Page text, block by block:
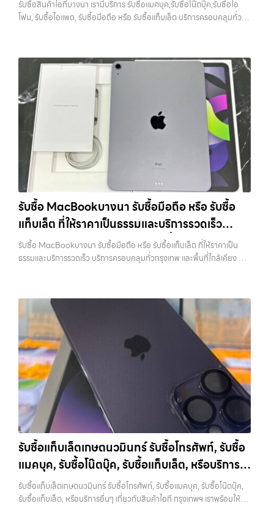
และคุ้มค่ากว่า ทำไมต้องเลือกเรา ผู้เชี่ยวชาญด้านการให้บริการ รับซื้อมือถือ
iPhone, Samsung, ไอแพด แท็บเล็ตทุกยี่ห้อ ในราคาสูง พร้อมจ่ายเงิน
วังหินไม่ว่าคุณจะต้องการ รับซื้อโทรศัพท์, รับซื้อแมคบุค, รับซื้อโน๊ตบุ๊ค, รับ
ซื้อแท็บเล็ต, หรือบริการอื่นๆ เกี่ยวกับสินค้าไอที กรุงเทพฯ – เราพร้อมให้
บริการครบวงจร บริการของเรา เราให้บริการแบบครบวงจรสำหรับลูกค้าที่
ต้องการขายอุปกรณ์ไอที ไม่ว่าจะเป็น: รับซื้อไอโฟน ทุกรุ่น ทั้งเครื่องใหม่และ
เครื่องใช้งานแล้ว รับซื้อไอแพด แท็บเล็ต Apple หรือยี่ห้ออื่น รับซื้อมือถือ…
แท็บเล็ต, รับซื้อสินค้าไอทีกรุงเทพมหานคร อย่างครบวงจร ไม่ว่าคุณจะอยู่
โซนเมืองหรือเขตชานเมือง เรามีทีมงานพร้อมให้บริการถึงที่ในพื้นที่ “ใกล้
ต้องการเปลี่ยนรุ่น หรือต้องการเงินด่วน เราจึงมอบบริการประเมินสภาพ
เครื่อง ฟรี ปราบปรามความยุ่งยากทั้งหลาย โดยเน้น โปร่งใส มั่นใจได้ และ
จ่ายเงินทันทีเมื่อตกลงซื้อขายสำเร็จ บริการของเราครอบคลุมทั้ง iPhone
สายใหม่-เก่า, Samsung ทุกรุ่น, iPad และแท็บเล็ตทุกแบรนด์ เรารับถึงแม้
จะอยู่ในสภาพใช้งานแล้ว ตกแต่งแล้ว หรือมีรอยบ้าง เพราะมูลค่าของเครื่อง
ไม่ได้ขึ้นอยู่แค่ยี่ห้อ แต่ขึ้นอยู่กับสภาพจริง ความครบชุด และความสะดวกใน
การขายของคุณ เราจึงตั้งใจให้บริการในเขต ลาดพร้าว, รัชดา, บางรัก,
แจ้งวัฒนะ, บางแค, วัชรพล, รามอินทรา, บางนา, บางพลี, เกษตรนวมินทร์,
เสนานิคม, วังหิน อย่างเต็มที่ ไม่ว่าคุณจะค้นหาคำว่า “รับซื้อมือถือใกล้ฉัน”,
“รับซื้อโทรศัพท์มือสองกรุงเทพ”, “ขาย iPad ได้ราคา”, “รับซื้อแท็บเล็ต
กรุงเทพถึงที่”, หรือ “รับซื้อ Samsung มือสอง ราคาสูง” — ที่นี่คือคำตอบ
เพราะบริการของเรามุ่งตรงให้คุณได้รับราคาและความสะดวกสบายที่เหนือ
กว่า เลือกเราแล้วคุณจะได้บริการที่คุณไว้วางใจ พร้อมทีมงานที่พร้อม
อำนวยความสะดวก นัดรับถึงที่ ตรวจสภาพอย่างมืออาชีพ และจ่ายเงินทันที
ทั้งหมดนี้เพื่อให้การขายอุปกรณ์ของคุณเป็นเรื่องง่ายขึ้น ดีกว่า รวดเร็วกว่า
และคุ้มค่ากว่า ทำไมต้องเลือกเรา ผู้เชี่ยวชาญด้านการให้บริการ รับซื้อมือถือ
iPhone, Samsung, ไอแพด แท็บเล็ตทุกยี่ห้อ ในราคาสูง พร้อมจ่ายเงิน
วังหินไม่ว่าคุณจะต้องการ รับซื้อโทรศัพท์, รับซื้อแมคบุค, รับซื้อโน๊ตบุ๊ค, รับ
ซื้อแท็บเล็ต, หรือบริการอื่นๆ เกี่ยวกับสินค้าไอที กรุงเทพฯ – เราพร้อมให้
บริการครบวงจร บริการของเรา…
กรุงเทพ และพื้นที่ใกล้เคียง
รับซื้อสินค้าไอทีบางนา เรามีบริการ รับซื้อแมคบุค,รับซื้อโน๊ตบุ๊ค,รับซื้อไอ
โฟน, รับซื้อไอแพด, รับซื้อมือถือ หรือ รับซื้อแท็บเล็ต บริการครอบคลุมทั่ว
ดา บางรัก แจ้งวัฒนะ บางแค วัชรพล รามอินทรา รับซื้อสินค้าไอทีบางนา —
เรามีบริการ รับซื้อแมคบุค,รับซื้อโน๊ตบุ๊ค,รับซื้อไอโฟน, รับซื้อไอแพด, รับซื้อ
มือถือ หรือ รับซื้อแท็บเล็ต บริการครอบคลุมทั่วกรุงเทพ และพื้นที่ใกล้เคียง
รับซื้อสินค้าไอทีบางนา เรามีบริการ รับซื้อแมคบุค,รับซื้อโน๊ตบุ๊ค,รับซื้อไอ
โฟน, รับซื้อไอแพด, รับซื้อมือถือ หรือ รับซื้อแท็บเล็ต บริการครอบคลุมทั่ว
กรุงเทพ… รับซื้อสินค้าไอทีบางนา ขายอุปกรณ์ไอทีแล้วอยากได้เงินด่วน?
ติดต่อเราเลย! การันตีราคาดี รับเงินทันใจ ประสบการณ์เหนือระดับกับ
การ รับซื้อไอโฟน, รับซื้อไอแพด, รับซื้อมือถือ ยินดีต้อนรับสู่ “รับซื้อขายมือ
ถือ.com” เว็บไซต์ที่คุณไว้วางใจได้ สำหรับบริการ รับซื้อ มือถือ iPhone,
Samsung, iPad, แท็บเล็ต ทุกยี่ห้อ ให้ราคาสูง พร้อมจ่ายเงินทันที
ครอบคลุมพื้นที่ ลาดพร้าว, รัชดา, บางรัก, แจ้งวัฒนะ, บางแค, วัชรพล,
รามอินทรา และเขตกรุงเทพฯ ใกล้ “ใกล้ ฉัน” ที่สุด ในยุคที่สมาร์ทโฟน
แท็บเล็ต และอุปกรณ์ไอทีใหม่ๆ เปลี่ยนรุ่นกันแทบทุกช่วงเวลา อุปกรณ์ที่คุณ
ใช้แล้วอาจกลายเป็นของที่ไม่ได้ใช้งานอยู่เฉยๆ เว็บไซต์ของเราจึงเกิดขึ้นเพื่อ
เป็นทางเลือกให้คุณสามารถเปลี่ยนอุปกรณ์ที่ไม่ใช้แล้วให้กลายเป็นเงินสดได้
ทันที ด้วยบริการ รับซื้อไอโฟน, รับซื้อไอแพด, รับซื้อมือถือ, รับซื้อโทรศัพท์,
รับซื้อโน๊ตบุ๊ค, รับซื้อแท็บเล็ต, รับซื้อสินค้าไอทีกรุงเทพมหานคร อย่างครบ
ถือ.com” เราเข้าใจดีว่าอุปกรณ์แต่ละชิ้นไม่ใช่แค่เครื่องใช้ไฟฟ้า แต่เป็น
ทรัพย์สินที่มีมูลค่า คุณอาจต้องการเปลี่ยนรุ่น หรือต้องการเงินด่วน เราจึง
มอบบริการประเมินสภาพเครื่อง ฟรี ปราบปรามความยุ่งยากทั้งหลาย โดย
เน้น โปร่งใส มั่นใจได้ และจ่ายเงินทันทีเมื่อตกลงซื้อขายสำเร็จ บริการของเรา
ครอบคลุมทั้ง iPhone สายใหม่-เก่า, Samsung ทุกรุ่น, iPad และแท็บเล็ต
ทุกแบรนด์ เรารับถึงแม้จะอยู่ในสภาพใช้งานแล้ว ตกแต่งแล้ว หรือมีรอยบ้าง
เพราะมูลค่าของเครื่องไม่ได้ขึ้นอยู่แค่ยี่ห้อ แต่ขึ้นอยู่กับสภาพจริง ความครบ
ชุด และความสะดวกในการขายของคุณ เราจึงตั้งใจให้บริการในเขต
ลาดพร้าว, รัชดา, บางรัก, แจ้งวัฒนะ, บางแค, วัชรพล, รามอินทรา, บางนา,
บางพลี, เกษตรนวมินทร์, เสนานิคม, วังหิน อย่างเต็มที่ ไม่ว่าคุณจะค้นหาคำ
ว่า “รับซื้อมือถือใกล้ฉัน”, “รับซื้อโทรศัพท์มือสองกรุงเทพ”, “ขาย iPad ได้
ราคา”, “รับซื้อแท็บเล็ต กรุงเทพถึงที่”, หรือ “รับซื้อ Samsung มือสอง
ราคาสูง” — ที่นี่คือคำตอบ เพราะบริการของเรามุ่งตรงให้คุณได้รับราคาและ
ความสะดวกสบายที่เหนือกว่า เลือกเราแล้วคุณจะได้บริการที่คุณไว้วางใจ
พร้อมทีมงานที่พร้อมอำนวยความสะดวก นัดรับถึงที่ ตรวจสภาพอย่างมือ
อาชีพ และจ่ายเงินทันที ทั้งหมดนี้เพื่อให้การขายอุปกรณ์ของคุณเป็นเรื่อง
ง่ายขึ้น ดีกว่า รวดเร็วกว่า และคุ้มค่ากว่า ทำไมต้องเลือกเรา ผู้เชี่ยวชาญด้าน
รับซื้อ MacBookบางนา รับซื้อมือถือ หรือ รับซื้อ
แท็บเล็ต ที่ให้ราคาเป็นธรรมและบริการรวดเร็ว
บริการครอบคลุมทั่วกรุงเทพ และพื้นที่ใกล้เคียง
รับซื้อ MacBookบางนา รับซื้อมือถือ หรือ รับซื้อแท็บเล็ต ที่ให้ราคาเป็น
ธรรมและบริการรวดเร็ว บริการครอบคลุมทั่วกรุงเทพ และพื้นที่ใกล้เคียง —
วัชรพล รามอินทรา รับซื้อ MacBookบางนา — รับซื้อมือถือ หรือ รับซื้อ
แท็บเล็ต ที่ให้ราคาเป็นธรรมและบริการรวดเร็ว บริการครอบคลุมทั่วกรุงเทพ
และพื้นที่ใกล้เคียง รับซื้อ MacBookบางนา รับซื้อมือถือ หรือ รับซื้อ
แท็บเล็ต ที่ให้ราคาเป็นธรรมและบริการรวดเร็ว บริการครอบคลุมทั่วกรุงเทพ
และพื้นที่ใกล้เคียง… รับซื้อ MacBookบางนา ขายอุปกรณ์ไอทีแล้วอยาก
ได้เงินด่วน? ติดต่อเราเลย! การันตีราคาดี รับเงินทันใจ ประสบการณ์เหนือ
ระดับกับการ รับซื้อไอโฟน, รับซื้อไอแพด, รับซื้อมือถือ ยินดีต้อนรับสู่ “รับซื้อ
ขายมือถือ.com” เว็บไซต์ที่คุณไว้วางใจได้ สำหรับบริการ รับซื้อ มือถือ
iPhone, Samsung, iPad, แท็บเล็ต ทุกยี่ห้อ ให้ราคาสูง พร้อมจ่ายเงิน
ทันที ครอบคลุมพื้นที่ ลาดพร้าว, รัชดา, บางรัก, แจ้งวัฒนะ, บางแค, วัชรพล,
รามอินทรา และเขตกรุงเทพฯ ใกล้ “ใกล้ ฉัน” ที่สุด ในยุคที่สมาร์ทโฟน
แท็บเล็ต และอุปกรณ์ไอทีใหม่ๆ เปลี่ยนรุ่นกันแทบทุกช่วงเวลา อุปกรณ์ที่คุณ
ใช้แล้วอาจกลายเป็นของที่ไม่ได้ใช้งานอยู่เฉยๆ เว็บไซต์ของเราจึงเกิดขึ้นเพื่อ
เป็นทางเลือกให้คุณสามารถเปลี่ยนอุปกรณ์ที่ไม่ใช้แล้วให้กลายเป็นเงินสดได้
ทันที ด้วยบริการ รับซื้อไอโฟน, รับซื้อไอแพด, รับซื้อมือถือ, รับซื้อโทรศัพท์,
รับซื้อโน๊ตบุ๊ค, รับซื้อแท็บเล็ต, รับซื้อสินค้าไอทีกรุงเทพมหานคร อย่างครบ
วงจร ไม่ว่าคุณจะอยู่โซนเมืองหรือเขตชานเมือง เรามีทีมงานพร้อมให้บริการ
รับซื้อแท็บเล็ตเกษตนวมินทร์ รับซื้อโทรศัพท์, รับซื้อ
แมคบุค, รับซื้อโน๊ตบุ๊ค, รับซื้อแท็บเล็ต, หรือบริการ
อื่นๆ เกี่ยวกับสินค้าไอที กรุงเทพฯ เราพร้อมให้
บริการครบวงจร
รับซื้อแท็บเล็ตเกษตนวมินทร์ รับซื้อโทรศัพท์, รับซื้อแมคบุค, รับซื้อโน๊ตบุ๊ค,
รับซื้อแท็บเล็ต, หรือบริการอื่นๆ เกี่ยวกับสินค้าไอที กรุงเทพฯ เราพร้อมให้